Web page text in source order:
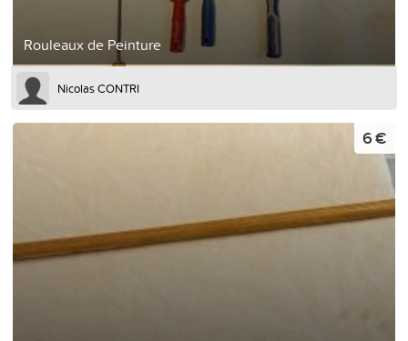
Rouleaux de Peinture
Nicolas CONTRI
6 €